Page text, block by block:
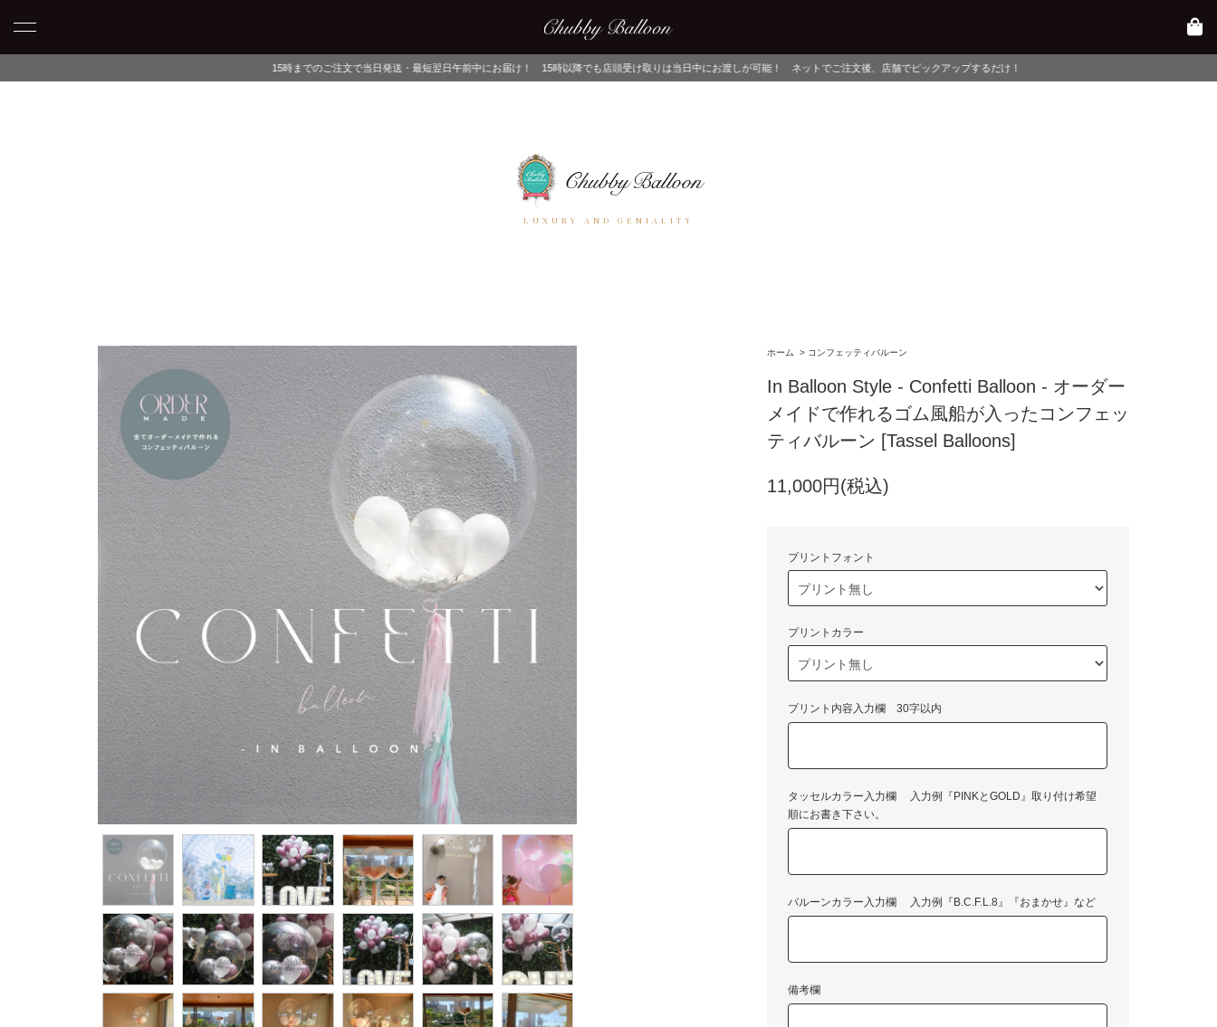
15時までのご注文で当日発送・最短翌日午前中にお届け！ 15時以降でも店頭受け取りは当日中にお渡しが可能！ ネットでご注文後、店舗でピックアップするだけ！
LUXURY AND GENIALITY
ホーム > コンフェッティバルーン
In Balloon Style - Confetti Balloon - オーダー
メイドで作れるゴム風船が入ったコンフェッ
ティバルーン [Tassel Balloons]
11,000円(税込)
プリントフォント
プリントカラー
プリント内容入力欄 30字以内
タッセルカラー入力欄 入力例『PINKとGOLD』取り付け希望
順にお書き下さい。
バルーンカラー入力欄 入力例『B.C.F.L.8』『おまかせ』など
備考欄